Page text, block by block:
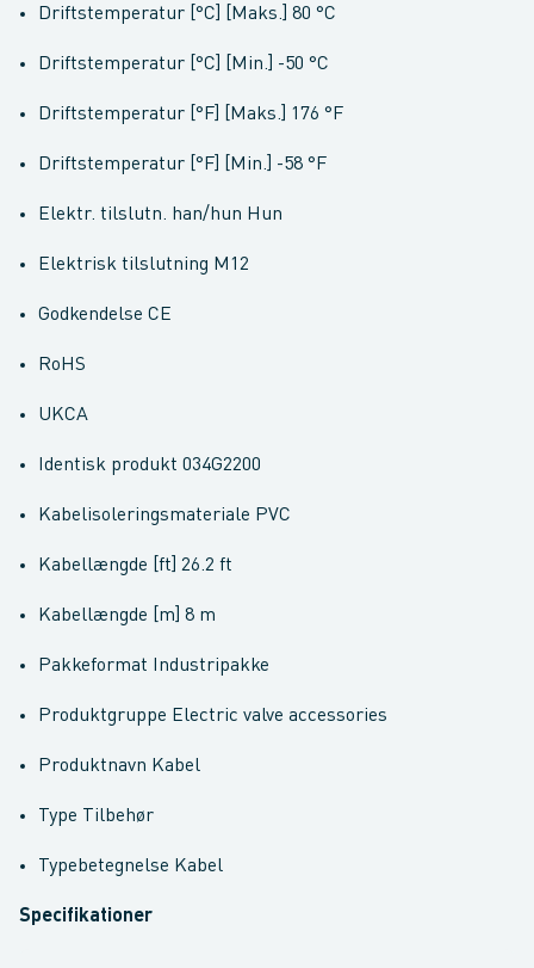
Driftstemperatur [°C] [Maks.] 80 °C
Driftstemperatur [°C] [Min.] -50 °C
Driftstemperatur [°F] [Maks.] 176 °F
Driftstemperatur [°F] [Min.] -58 °F
Elektr. tilslutn. han/hun Hun
Elektrisk tilslutning M12
Godkendelse CE
RoHS
UKCA
Identisk produkt 034G2200
Kabelisoleringsmateriale PVC
Kabellængde [ft] 26.2 ft
Kabellængde [m] 8 m
Pakkeformat Industripakke
Produktgruppe Electric valve accessories
Produktnavn Kabel
Type Tilbehør
Typebetegnelse Kabel
Specifikationer